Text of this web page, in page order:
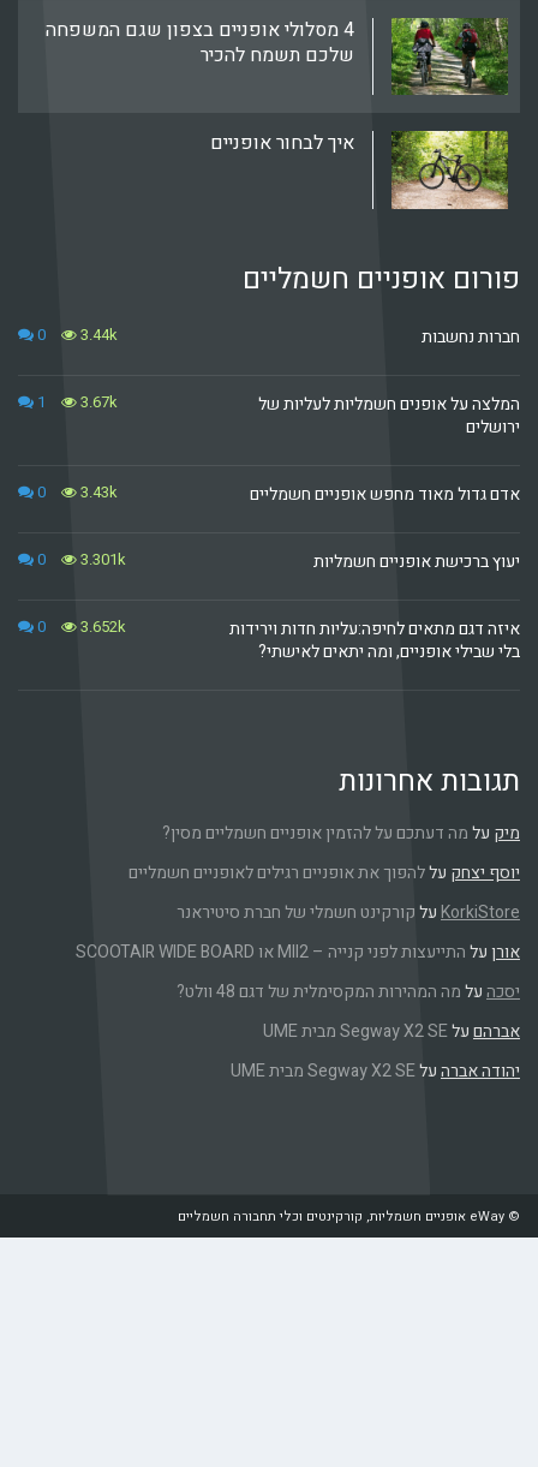
4 מסלולי אופניים בצפון שגם המשפחה
שלכם תשמח להכיר
איך לבחור אופניים
פורום אופניים חשמליים
חברות נחשבות 3.44k
0
המלצה על אופנים חשמליות לעליות של
ירושלים
3.67k
1
אדם גדול מאוד מחפש אופניים חשמליים 3.43k
0
יעוץ ברכישת אופניים חשמליות 3.301k
0
איזה דגם מתאים לחיפה:עליות חדות וירידות
בלי שבילי אופניים, ומה יתאים לאישתי?
3.652k
0
תגובות אחרונות
מיקעלמה דעתכם על להזמין אופניים חשמליים מסין?
יוסף יצחקעללהפוך את אופניים רגילים לאופניים חשמליים
KorkiStoreעלקורקינט חשמלי של חברת סיטיראנר
אורןעלהתייעצות לפני קנייה – MII2 או SCOOTAIR WIDE BOARD
יסכהעלמה המהירות המקסימלית של דגם 48 וולט?
אברהםעלSegway X2 SE מבית UME
יהודה אברהעלSegway X2 SE מבית UME